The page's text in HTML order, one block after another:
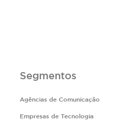
Segmentos
Agências de Comunicação
Empresas de Tecnologia